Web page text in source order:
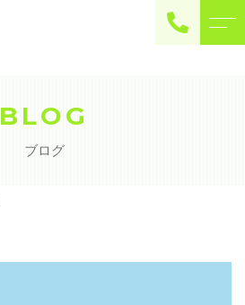
BLOG
ブログ